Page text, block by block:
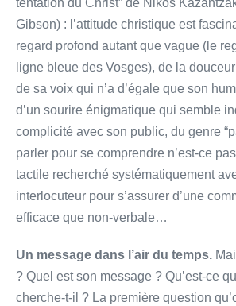
tentation du Christ” de Nikos
Gibson) : l’attitude christique est
regard profond autant que vague (le
ligne bleue des Vosges), de la
de sa voix qui n’a d’égale que son
d’un sourire énigmatique qui semble
complicité avec son public, du genre
parler pour se comprendre n’est-ce
tactile recherché systématiquement
interlocuteur pour s’assurer d’une
efficace que non-verbale…
Un message dans l’air du temps.
? Quel est son message ? Qu’est-ce
cherche-t-il ? La première question